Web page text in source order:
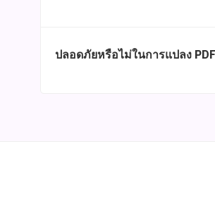
ปลอดภัยหรือไม่ในการแปลง